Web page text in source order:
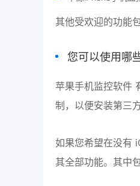
其他受欢迎的功能
您可以使用哪
苹果手机监控软件
制，以便安装第三
如果您希望在没有
其全部功能。其中